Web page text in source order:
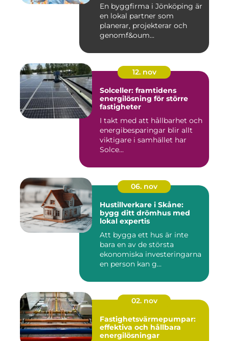
En byggfirma i Jönköping är
en lokal partner som
planerar, projekterar och
genomf&oum...
12. nov
Solceller: framtidens
energilösning för större
fastigheter
I takt med att hållbarhet och
energibesparingar blir allt
viktigare i samhället har
Solce...
06. nov
Hustillverkare i Skåne:
bygg ditt drömhus med
lokal expertis
Att bygga ett hus är inte
bara en av de största
ekonomiska investeringarna
en person kan g...
02. nov
Fastighetsvärmepumpar:
effektiva och hållbara
energilösningar